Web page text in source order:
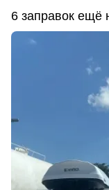
6 заправок ещё